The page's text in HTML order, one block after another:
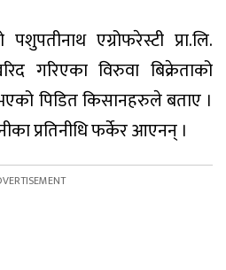
एग्रोफरेस्टी प्रा.लि.
गरिएका विरुवा बिक्रेताको
पिडित किसानहरुले बताए ।
प्रतिनीधि फर्केर आएनन् ।